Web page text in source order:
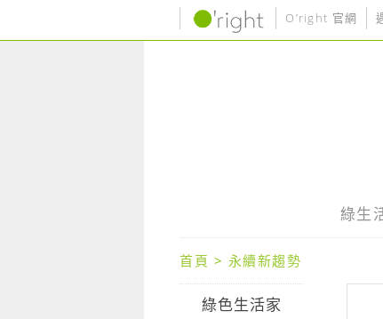
O’right 官網
綠生
首頁 > 永續新趨勢
綠色生活家